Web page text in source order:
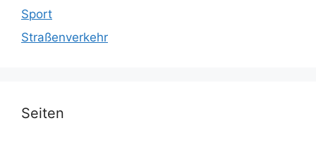
Sport
Straßenverkehr
Seiten